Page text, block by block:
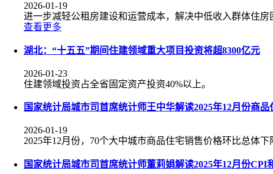
2026-01-19
进一步减轻公租房建设和运营成本，解决中低收入群体住房
查看更多
湖北：“十五五”期间住建领域重大项目投资将超8300亿元
2026-01-23
住建领域投资占全省固定资产投资40%以上。
国家统计局城市司首席统计师王中华解读2025年12月份商
2026-01-19
2025年12月份，70个大中城市商品住宅销售价格环比总体下
国家统计局城市司首席统计师董莉娟解读2025年12月份CPI